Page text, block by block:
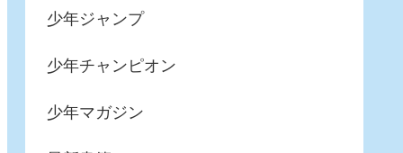
少年ジャンプ
少年チャンピオン
少年マガジン